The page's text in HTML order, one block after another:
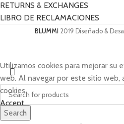
RETURNS & EXCHANGES
LIBRO DE RECLAMACIONES
BLUMMI 2019 Diseñado &
Search
Utilizamos cookies para mejorar su
web. Al navegar por este sitio web,
cookies.
Accept